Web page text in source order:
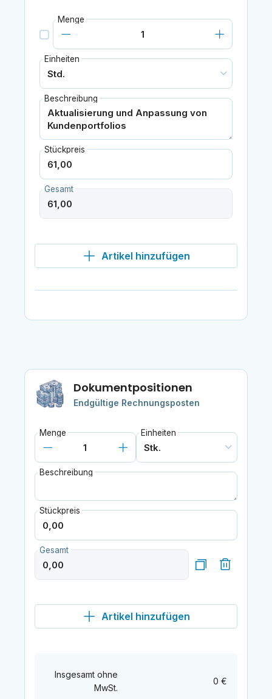
Menge
Einheiten
Beschreibung
Stückpreis
Gesamt
Artikel hinzufügen
Dokumentpositionen
Endgültige Rechnungsposten
Menge Einheiten
Beschreibung
Stückpreis
Gesamt
Artikel hinzufügen
Insgesamt ohne
MwSt.
0 €